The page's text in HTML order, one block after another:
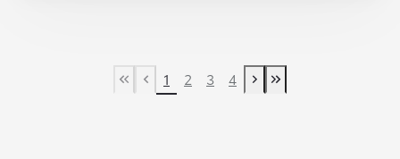
First Page
Previous page
1 2 3 4
Next page
Last Page